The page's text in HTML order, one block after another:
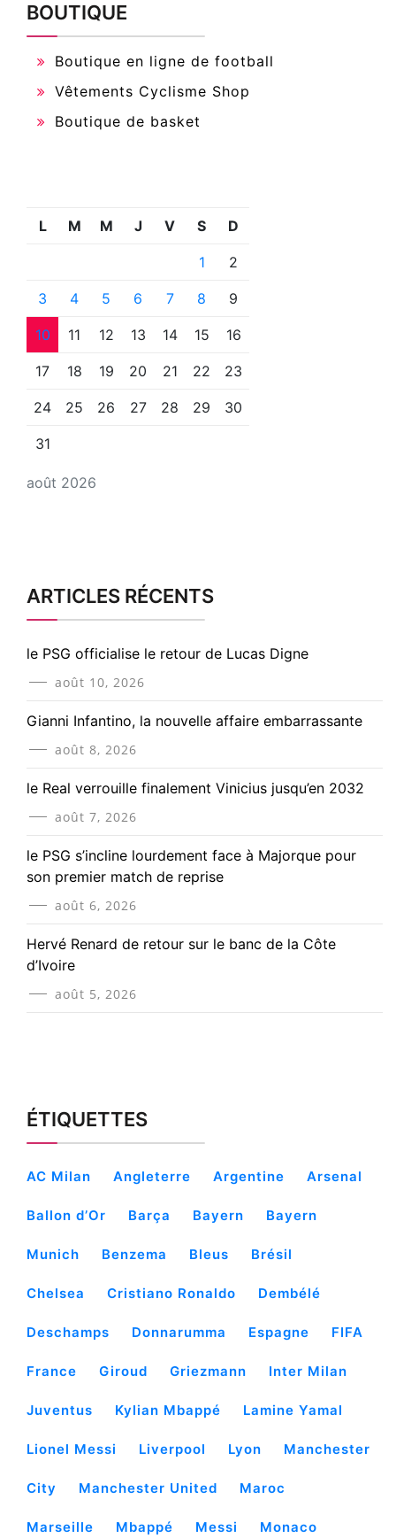
BOUTIQUE
Boutique en ligne de football
Vêtements Cyclisme Shop
Boutique de basket
août 2026
L M M J V S D
1 2
3 4 5 6 7 8 9
10 11 12 13 14 15 16
17 18 19 20 21 22 23
24 25 26 27 28 29 30
31
ARTICLES RÉCENTS
le PSG officialise le retour de Lucas Digne
août 10, 2026
Gianni Infantino, la nouvelle affaire embarrassante
août 8, 2026
le Real verrouille finalement Vinicius jusqu’en 2032
août 7, 2026
le PSG s’incline lourdement face à Majorque pour
son premier match de reprise
août 6, 2026
Hervé Renard de retour sur le banc de la Côte
d’Ivoire
août 5, 2026
ÉTIQUETTES
AC Milan Angleterre Argentine Arsenal
Ballon d’Or Barça Bayern Bayern
Munich Benzema Bleus Brésil
Chelsea Cristiano Ronaldo Dembélé
Deschamps Donnarumma Espagne FIFA
France Giroud Griezmann Inter Milan
Juventus Kylian Mbappé Lamine Yamal
Lionel Messi Liverpool Lyon Manchester
City Manchester United Maroc
Marseille Mbappé Messi Monaco